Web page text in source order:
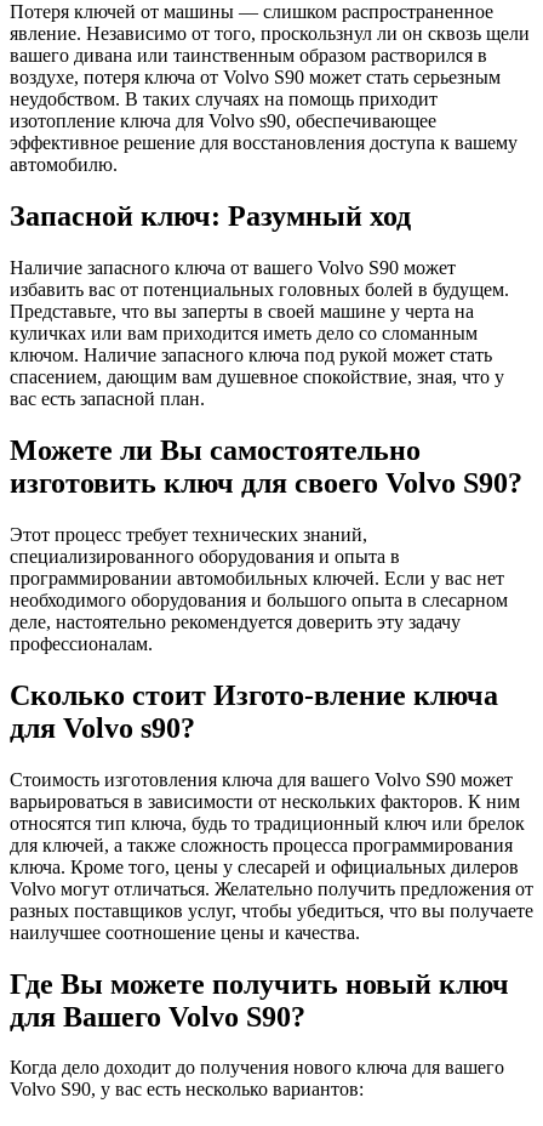
Потеря ключей от машины — слишком распространенное
явление. Независимо от того, проскользнул ли он сквозь щели
вашего дивана или таинственным образом растворился в
воздухе, потеря ключа от Volvo S90 может стать серьезным
неудобством. В таких случаях на помощь приходит
изотопление ключа для Volvo s90, обеспечивающее
эффективное решение для восстановления доступа к вашему
автомобилю.
Запасной ключ: Разумный ход
Наличие запасного ключа от вашего Volvo S90 может
избавить вас от потенциальных головных болей в будущем.
Представьте, что вы заперты в своей машине у черта на
куличках или вам приходится иметь дело со сломанным
ключом. Наличие запасного ключа под рукой может стать
спасением, дающим вам душевное спокойствие, зная, что у
вас есть запасной план.
Можете ли Вы самостоятельно
изготовить ключ для своего Volvo S90?
Этот процесс требует технических знаний,
специализированного оборудования и опыта в
программировании автомобильных ключей. Если у вас нет
необходимого оборудования и большого опыта в слесарном
деле, настоятельно рекомендуется доверить эту задачу
профессионалам.
Сколько стоит Изгото-вление ключа
для Volvo s90?
Стоимость изготовления ключа для вашего Volvo S90 может
варьироваться в зависимости от нескольких факторов. К ним
относятся тип ключа, будь то традиционный ключ или брелок
для ключей, а также сложность процесса программирования
ключа. Кроме того, цены у слесарей и официальных дилеров
Volvo могут отличаться. Желательно получить предложения от
разных поставщиков услуг, чтобы убедиться, что вы получаете
наилучшее соотношение цены и качества.
Где Вы можете получить новый ключ
для Вашего Volvo S90?
Когда дело доходит до получения нового ключа для вашего
Volvo S90, у вас есть несколько вариантов: